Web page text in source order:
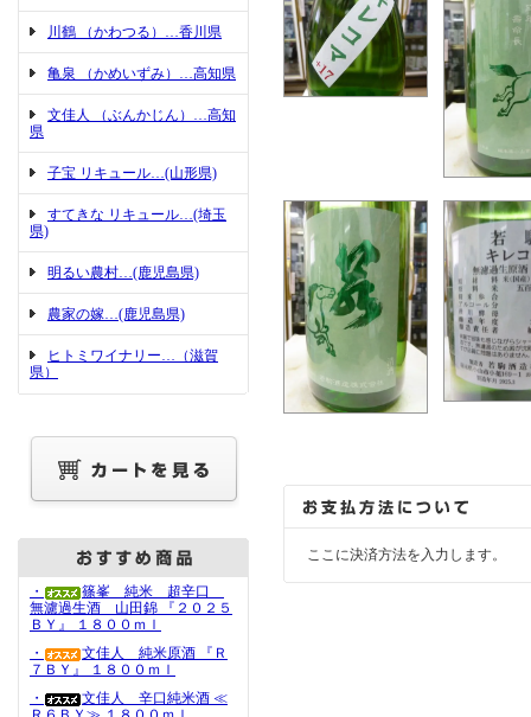
川鶴 （かわつる）…香川県
亀泉 （かめいずみ）…高知県
文佳人 （ぶんかじん）…高知
県
子宝 リキュール…(山形県)
すてきな リキュール…(埼玉
県)
明るい農村…(鹿児島県)
農家の嫁…(鹿児島県)
ヒトミワイナリー…（滋賀
県）
・
篠峯 純米 超辛口
無濾過生酒 山田錦 『２０２５
ＢＹ』 １８００ｍｌ
・
文佳人 純米原酒 『Ｒ
７ＢＹ』 １８００ｍｌ
・
文佳人 辛口純米酒 ≪
ここに決済方法を入力します。